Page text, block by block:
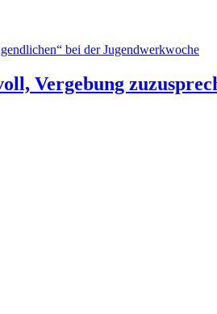
bei der Jugendwerkwoche
Vergebung